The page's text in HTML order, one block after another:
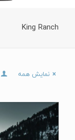
King Ranch
نمایش همه